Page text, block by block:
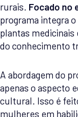
rurais. Focado no
programa integra
plantas
do conhecimento
A abordagem do
apenas o aspecto
cultural. Isso é
mulheres em